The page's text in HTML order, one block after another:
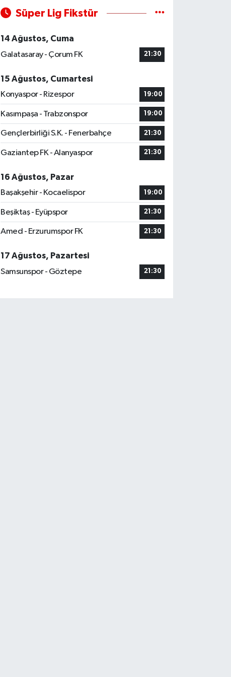
Süper Lig Fikstür
14 Ağustos, Cuma
Galatasaray - Çorum FK
21:30
15 Ağustos, Cumartesi
Konyaspor - Rizespor
19:00
Kasımpaşa - Trabzonspor 19:00
Gençlerbirliği S.K. - Fenerbahçe 21:30
Gaziantep FK - Alanyaspor 21:30
16 Ağustos, Pazar
Başakşehir - Kocaelispor
19:00
Beşiktaş - Eyüpspor 21:30
Amed - Erzurumspor FK 21:30
17 Ağustos, Pazartesi
Samsunspor - Göztepe
21:30